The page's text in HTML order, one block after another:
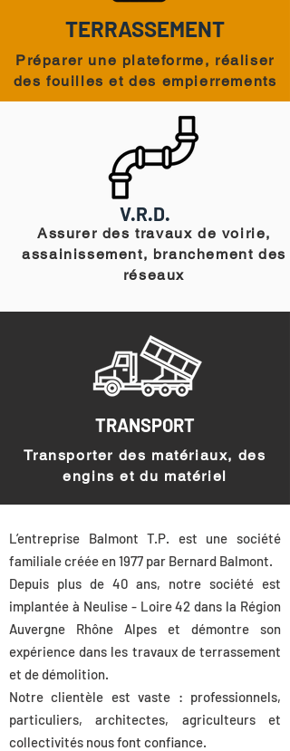
Balmont TP
L’entreprise Balmont T.P. est une société
familiale créée en 1977 par Bernard Balmont.
Depuis plus de 40 ans, notre société est
implantée à Neulise - Loire 42 dans la Région
Auvergne Rhône Alpes et démontre son
expérience dans les travaux de terrassement
et de démolition.
Notre clientèle est vaste : professionnels,
particuliers, architectes, agriculteurs et
collectivités nous font confiance.
TERRASSEMENT
Préparer une plateforme, réaliser
des fouilles et des empierrements
V.R.D.
Assurer des travaux de voirie,
assainissement, branchement des
réseaux
TRANSPORT
Transporter des matériaux, des
engins et du matériel